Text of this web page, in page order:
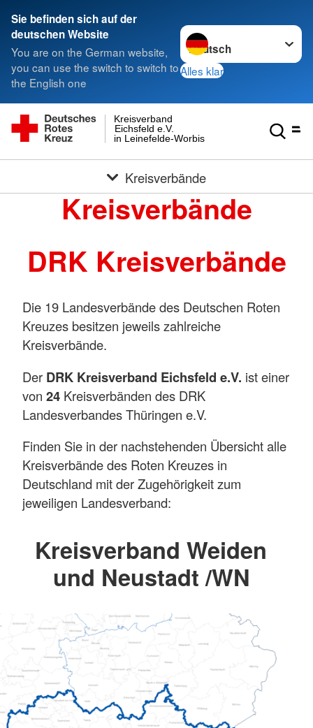
Sie befinden sich auf der
deutschen Website
You are on the German website,
you can use the switch to switch to
the English one
Sprache wechseln zu
Alles klar
in Leinefelde-Worbis
Eichsfeld e.V.
Kreisverband
Kreisverbände
Kreisverbände
DRK Kreisverbände
Die 19 Landesverbände des Deutschen Roten
Kreuzes besitzen jeweils zahlreiche
Kreisverbände.
Der DRK Kreisverband Eichsfeld e.V. ist einer
von 24 Kreisverbänden des DRK
Landesverbandes Thüringen e.V.
Finden Sie in der nachstehenden Übersicht alle
Kreisverbände des Roten Kreuzes in
Deutschland mit der Zugehörigkeit zum
jeweiligen Landesverband:
Kreisverband Weiden
und Neustadt /WN